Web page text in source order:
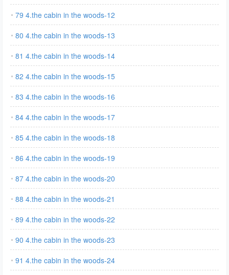
79 4.the cabin in the woods-12
80 4.the cabin in the woods-13
81 4.the cabin in the woods-14
82 4.the cabin in the woods-15
83 4.the cabin in the woods-16
84 4.the cabin in the woods-17
85 4.the cabin in the woods-18
86 4.the cabin in the woods-19
87 4.the cabin in the woods-20
88 4.the cabin in the woods-21
89 4.the cabin in the woods-22
90 4.the cabin in the woods-23
91 4.the cabin in the woods-24